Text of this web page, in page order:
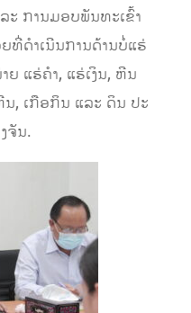
ະ ການມອບພັນທະເຂົ້າ
ທີ່ດໍາເນີນການດ້ານບໍ່ແຮ່
ແຮ່ຄຳ, ແຮ່ເງິນ, ຫີນ
, ເກືອກິນ ແລະ ດິນ ປະ
ຈັນ.